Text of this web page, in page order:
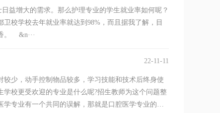
增大的需求。那么护理专业的学生就业率如何呢？
校学校去年就业率就达到98%，而且据我了解，目
。 &n···
22-11-11
少，动手控制物品较多，学习技能和技术后终身使
校更受欢迎的专业是什么呢?招生教师为这个问题整
专业有一个共同的误解，那就是口腔医学专业的学